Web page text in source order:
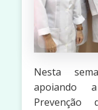
Nesta
apoiando
Prevenção